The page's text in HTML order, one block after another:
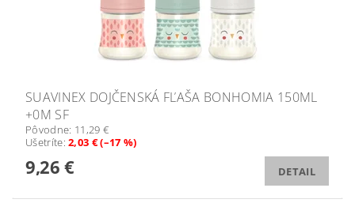
SUAVINEX DOJČENSKÁ FĽAŠA BONHOMIA 150ML
+0M SF
Pôvodne: 11,29 €
Ušetríte:2,03 € (–17 %)
9,26 € DETAIL